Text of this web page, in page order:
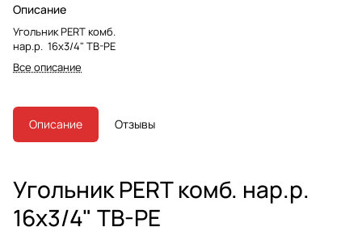
Описание
Угольник PERT комб.
нар.р. 16x3/4" TB-PE
Все описание
Описание Отзывы
Угольник PERT комб. нар.р.
16x3/4" TB-PE